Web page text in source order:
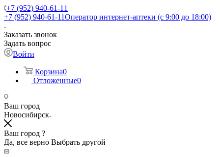
+7 (952) 940-61-11
+7 (952) 940-61-11Оператор интернет-аптеки (с 9:00 до 18:00)
Заказать звонок
Задать вопрос
Войти
Корзина0
Отложенные0
Ваш город
Новосибирск
Ваш город ?
Да, все верно Выбрать другой